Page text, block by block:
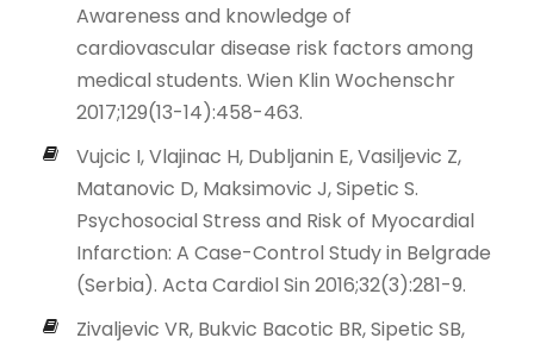
Awareness and knowledge of
cardiovascular disease risk factors among
medical students. Wien Klin Wochenschr
2017;129(13-14):458-463.
Vujcic I, Vlajinac H, Dubljanin E, Vasiljevic Z,
Matanovic D, Maksimovic J, Sipetic S.
Psychosocial Stress and Risk of Myocardial
Infarction: A Case-Control Study in Belgrade
(Serbia). Acta Cardiol Sin 2016;32(3):281-9.
Zivaljevic VR, Bukvic Bacotic BR, Sipetic SB,